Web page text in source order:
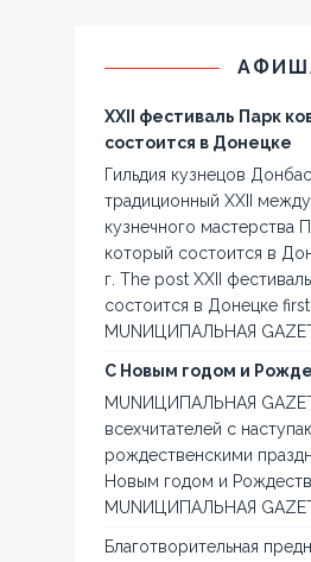
XXII фестиваль Парк
состоится в Донецке
Гильдия кузнецов
традиционный XXII
кузнечного мастерства
который состоится в
г. The post XXII
состоится в Донецке
MUNИЦИПАЛЬНАЯ
С Новым годом и
MUNИЦИПАЛЬНАЯ
всехчитателей с
рождественскими
Новым годом и
MUNИЦИПАЛЬНАЯ
Благотворительная